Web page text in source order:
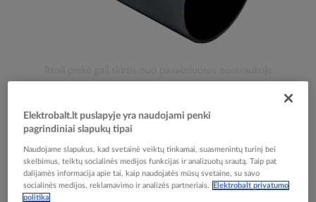
to
beginning
images
gallery
atsparus be halogenų E90 [3m] - KOPOS KOLIN
Elektrobalt prekės kodas
203475
EAN kodas
8595057626454
Gamintojo prekės kodas
1550HF_FA
Elektrobalt.lt puslapyje yra naudojami penki
pagrindiniai slapukų tipai
Naudojame slapukus, kad svetainė veiktų tinkamai, suasmenintų turinį bei
skelbimus, teiktų socialinės medijos funkcijas ir analizuotų srautą. Taip pat
dalijamės informacija apie tai, kaip naudojatės mūsų svetaine, su savo
socialinės medijos, reklamavimo ir analizės partneriais.
Elektrobalt privatumo
politika